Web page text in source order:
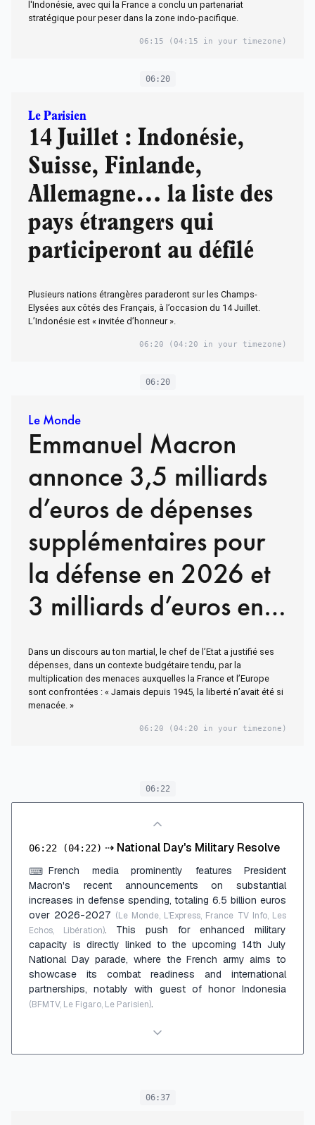
l'Indonésie, avec qui la France a conclu un partenariat
stratégique pour peser dans la zone indo-pacifique.
06:15 (04:15 in your timezone)
06:20
Le Parisien
14 Juillet : Indonésie,
Suisse, Finlande,
Allemagne… la liste des
pays étrangers qui
participeront au défilé
Plusieurs nations étrangères paraderont sur les Champs-
Elysées aux côtés des Français, à l’occasion du 14 Juillet.
L’Indonésie est « invitée d’honneur ».
06:20 (04:20 in your timezone)
06:20
Le Monde
Emmanuel Macron
annonce 3,5 milliards
d’euros de dépenses
supplémentaires pour
la défense en 2026 et
3 milliards d’euros en
2027
Dans un discours au ton martial, le chef de l’Etat a justifié ses
dépenses, dans un contexte budgétaire tendu, par la
multiplication des menaces auxquelles la France et l’Europe
sont confrontées : « Jamais depuis 1945, la liberté n’avait été si
menacée. »
06:20 (04:20 in your timezone)
06:22
06:22 (04:22) ⇢ National Day's Military Resolve
⌨ French media prominently features President
Macron's recent announcements on substantial
increases in defense spending, totaling 6.5 billion euros
over 2026-2027 (Le Monde, L'Express, France TV Info, Les
Echos, Libération). This push for enhanced military
capacity is directly linked to the upcoming 14th July
National Day parade, where the French army aims to
showcase its combat readiness and international
partnerships, notably with guest of honor Indonesia
(BFMTV, Le Figaro, Le Parisien).
06:37